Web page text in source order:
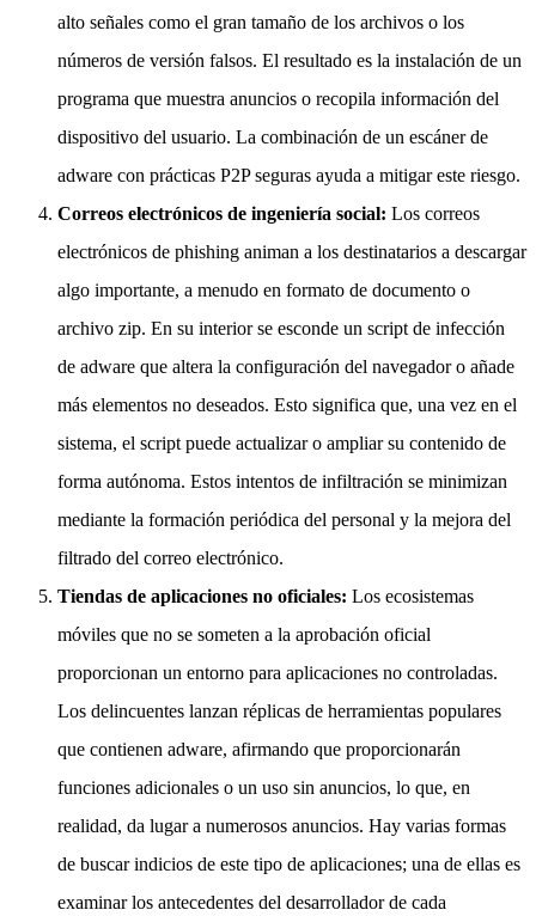
alto señales como el gran tamaño de los archivos o los
números de versión falsos. El resultado es la instalación de un
programa que muestra anuncios o recopila información del
dispositivo del usuario. La combinación de un escáner de
adware con prácticas P2P seguras ayuda a mitigar este riesgo.
Correos electrónicos de ingeniería social: Los correos
electrónicos de phishing animan a los destinatarios a descargar
algo importante, a menudo en formato de documento o
archivo zip. En su interior se esconde un script de infección
de adware que altera la configuración del navegador o añade
más elementos no deseados. Esto significa que, una vez en el
sistema, el script puede actualizar o ampliar su contenido de
forma autónoma. Estos intentos de infiltración se minimizan
mediante la formación periódica del personal y la mejora del
filtrado del correo electrónico.
Tiendas de aplicaciones no oficiales: Los ecosistemas
móviles que no se someten a la aprobación oficial
proporcionan un entorno para aplicaciones no controladas.
Los delincuentes lanzan réplicas de herramientas populares
que contienen adware, afirmando que proporcionarán
funciones adicionales o un uso sin anuncios, lo que, en
realidad, da lugar a numerosos anuncios. Hay varias formas
de buscar indicios de este tipo de aplicaciones; una de ellas es
examinar los antecedentes del desarrollador de cada